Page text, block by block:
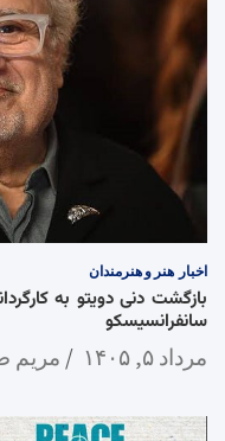
اخبار هنر و هنرمندان
سانفرانسیسکو
مرداد ۵, ۱۴۰۵ مریم